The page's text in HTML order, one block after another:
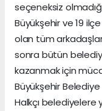
seçeneksiz
Büyükşehir ve 19
olan tüm
sonra bütün
kazanmak için
Büyükşehir Belediye
Halkçı belediyelere